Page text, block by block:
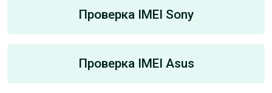
Проверка IMEI Sony
Проверка IMEI Asus